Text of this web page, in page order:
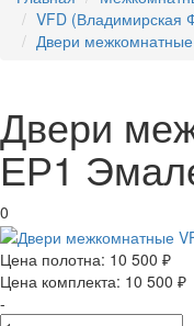
VFD (Владимирская
Двери
Двери
ЕР1
0
Цена полотна: 10 500 ₽
Цена комплекта: 10 500 ₽
-